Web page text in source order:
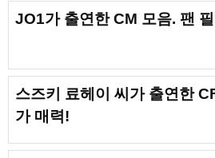
JO1가 출연한 CM 모음. 팬
스즈키 료헤이 씨가 출연한
가 매력!